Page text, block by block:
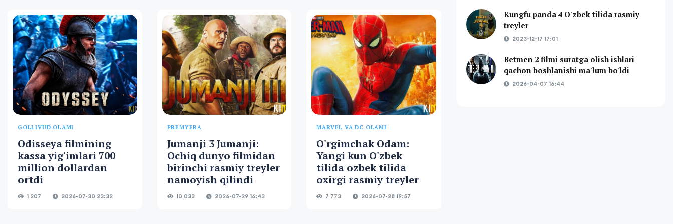
GOLLIVUD OLAMI
Odisseya filmining
kassa yig'imlari 700
million dollardan
ortdi
1 207 2026-07-30 23:32
PREMYERA
Jumanji 3 Jumanji:
Ochiq dunyo filmidan
birinchi rasmiy treyler
namoyish qilindi
10 033 2026-07-29 16:43
MARVEL VA DC OLAMI
O'rgimchak Odam:
Yangi kun O'zbek
tilida ozbek tilida
oxirgi rasmiy treyler
7 773 2026-07-28 19:57
Kungfu panda 4 O'zbek tilida rasmiy
treyler
2023-12-17 17:01
Betmen 2 filmi suratga olish ishlari
qachon boshlanishi ma'lum bo'ldi
2026-04-07 16:44